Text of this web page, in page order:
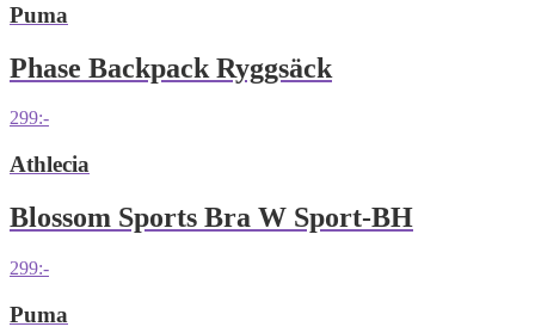
Puma
Phase Backpack Ryggsäck
299:-
Athlecia
Blossom Sports Bra W Sport-BH
299:-
Puma